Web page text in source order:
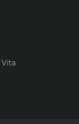
Vita